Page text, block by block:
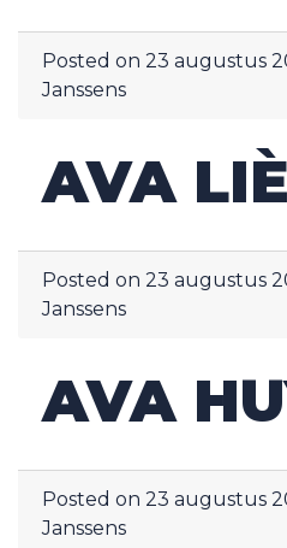
Posted on 23 augustus
Janssens
AVA
Posted on 23 augustus
Janssens
AVA
Posted on 23 augustus
Janssens